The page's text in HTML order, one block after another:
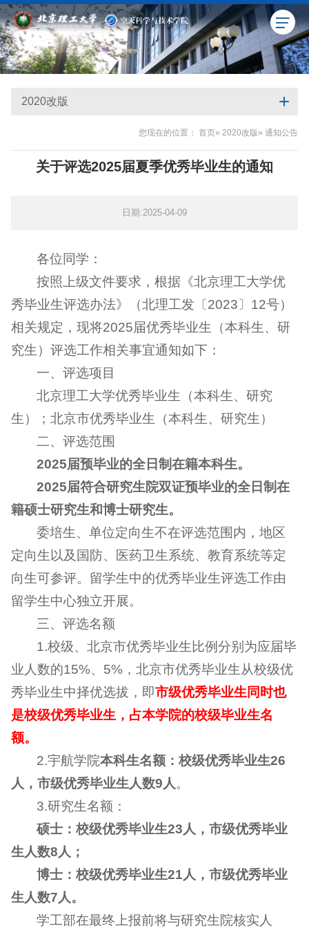
2020改版
您现在的位置： 首页» 2020改版» 通知公告
关于评选2025届夏季优秀毕业生的通知
日期:2025-04-09
各位同学：
按照上级文件要求，根据《北京理工大学优
秀毕业生评选办法》（北理工发〔2023〕12号）
相关规定，现将2025届优秀毕业生（本科生、研
究生）评选工作相关事宜通知如下：
一、评选项目
北京理工大学优秀毕业生（本科生、研究
生）；北京市优秀毕业生（本科生、研究生）
二、评选范围
2025届预毕业的全日制在籍本科生。
2025届符合研究生院双证预毕业的全日制在
籍硕士研究生和博士研究生。
委培生、单位定向生不在评选范围内，地区
定向生以及国防、医药卫生系统、教育系统等定
向生可参评。留学生中的优秀毕业生评选工作由
留学生中心独立开展。
三、评选名额
1.校级、北京市优秀毕业生比例分别为应届毕
业人数的15%、5%，北京市优秀毕业生从校级优
秀毕业生中择优选拔，即市级优秀毕业生同时也
是校级优秀毕业生，占本学院的校级毕业生名
额。
2.宇航学院本科生名额：校级优秀毕业生26
人，市级优秀毕业生人数9人。
3.研究生名额：
硕士：校级优秀毕业生23人，市级优秀毕业
生人数8人；
博士：校级优秀毕业生21人，市级优秀毕业
生人数7人。
学工部在最终上报前将与研究生院核实人